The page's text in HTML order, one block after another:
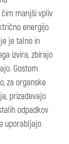
manjši vpliv
energijo
je talno in
izvira, zbirajo
Gostom
za organske
prizadevajo
odpadkov
uporabljajo